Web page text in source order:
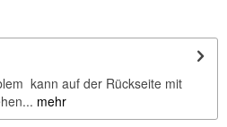
kann auf der Rückseite mit
mehr